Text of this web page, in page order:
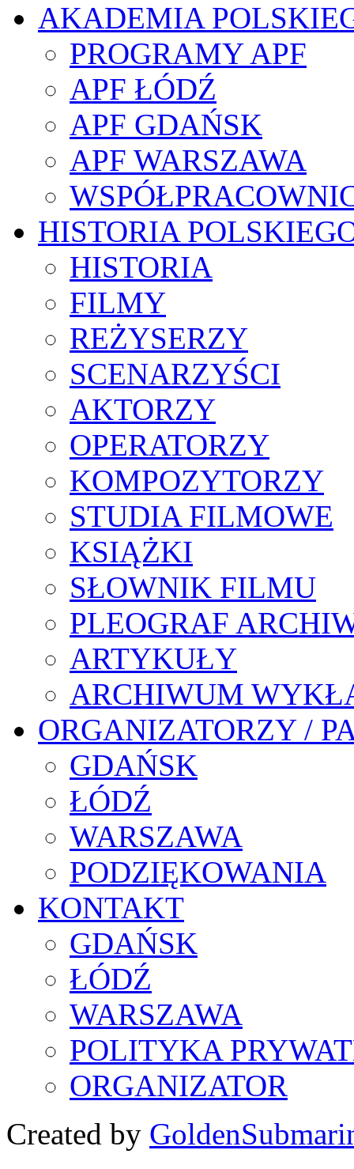
AKADEMIA
PROGRAMY APF
APF ŁÓDŹ
APF GDAŃSK
APF WARSZAWA
HISTORIA
HISTORIA
FILMY
REŻYSERZY
SCENARZYŚCI
AKTORZY
OPERATORZY
KOMPOZYTORZY
STUDIA FILMOWE
KSIĄŻKI
SŁOWNIK FILMU
PLEOGRAF
ARTYKUŁY
ARCHIWUM
ORGANIZATORZY /
GDAŃSK
ŁÓDŹ
WARSZAWA
PODZIĘKOWANIA
KONTAKT
GDAŃSK
ŁÓDŹ
WARSZAWA
POLITYKA
ORGANIZATOR
Created by